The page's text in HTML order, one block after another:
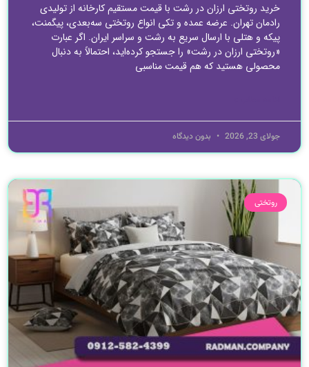
خرید روتختی ارزان در رشت با قیمت مستقیم کارخانه از تولیدی
رادمان تهران. عرضه عمده و تکی انواع روتختی سه‌بعدی، پیگمنت،
پیکه و هتلی با ارسال سریع به رشت و سراسر ایران. اگر عبارت
«روتختی ارزان در رشت» را جستجو کرده‌اید، احتمالاً به دنبال
محصولی هستید که هم قیمت مناسبی
جولای 23, 2026 بدون دیدگاه
روتختی